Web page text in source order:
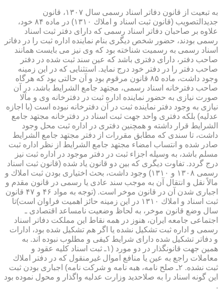
به تبعیت از قانون دفاتر اسناد رسمی سال ۱۳۰۷، قانون
جدیدالتصویب (قانون ثبت اسناد و املاك ۱۳۱۰) در ماده ۸۴ خود،
علاوه بر صاحبان دفاتر اسناد رسمی كه دارای دفتر ثبت اسناد
رسمی بودند، حضور شخص دیگری بنام نماینده اداره ثبت را در دفاتر
اسناد رسمی به رسمیت شناخته بود كه وی نیز می بایست همانند
صاحب دفتر، دارای دفتری باشد كه عین سند ثبت شده در دفتر
صاحب دفتر را در دفتر خود درج نماید. استثنایی كه در این زمینه
وجود داشت، ماده ۸۵ قانون مرقوم بود و آن حالتی بود كه هرگاه
صاحب دفترخانه اسناد رسمی، مجتهد جامع الشرایط باشد، در آن
صورت نیازی به حضور نماینده اداره ثبت در دفترخانه وی و مآلا
نیازی به وجود دفتر نماینده ثبت در آن دفترخانه نبوده است (با اجازه
عدلیه) بلكه دفتری واحد جهت ثبت اسناد در دفترخانه مجتهد جامع
الشرایط قرار داشته و همچنین دفتری در اداره ثبت محل وجود
داشت، تا سندی كه مطابق مقررات از دفتر مجتهد جامع الشرایط
صادر شده و انتساب امضاء مجتهد جامع الشرایط از نظر اداره ثبت
مسلم باشد، به وسیله اجزاء ثبت در دفتر موجود در اداره ثبت نیز
درج گردد. تفاوت دیگری كه بین دو قانون یاد شده (قانون ثبت اسناد
رسمی ۱۳۰۸ و ۱۳۱۰) وجود داشت، بحث اختیاری بودن ثبت املاك و
مالاً نقل و انتقال آن به موجب سند عادی یا رسمی در قانون مقدم و
اجباری شدن آن در قانون موخر است. (توجه به مواد ۴۶ و ۴۷ قانون
ثبت اسناد و املاك ۱۳۱۰ در این زمینه حائز اهمیت فراوان است)تا
سال وضع قانون موخر، به لحاظ وضعیت نامساعد اقتصادی ـ
اجتماعی جامعه ایران، هنوز در همه نقاط این مملكت دفاتر اسناد
رسمی و اداره ثبت تشكیل نشده یا اگر هم تشكیل شده بود، ادارات
و دفاتر تشكیل شده دارای شرایط كیفی و مطلوب نبوده اند. به
همین جهت قانونگذار در دو مورد (۱ـ ثبت اسناد كلیه عقود و
معاملات راجع به عین یا منافع اموال غیرمنقول كه در دفتر املاك
ثبت نشده. ۲ـ صلح نامه، هبه نامه و شركت نامه) اجباری بودن ثبت
این گونه اسناد را به صلاحدید وزارت عدلیه واگذار و محول نموده بود
.